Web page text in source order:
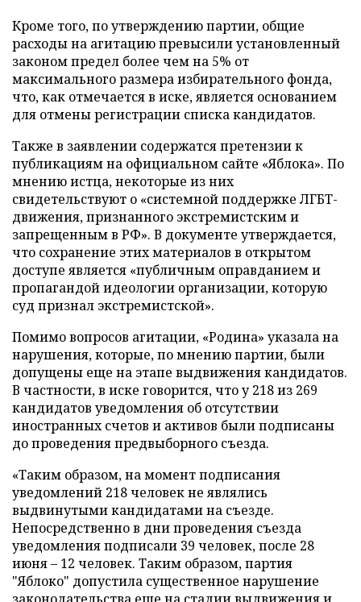
Кроме того, по утверждению партии, общие
расходы на агитацию превысили установленный
законом предел более чем на 5% от
максимального размера избирательного фонда,
что, как отмечается в иске, является основанием
для отмены регистрации списка кандидатов.
Также в заявлении содержатся претензии к
публикациям на официальном сайте «Яблока». По
мнению истца, некоторые из них
свидетельствуют о «системной поддержке ЛГБТ-
движения, признанного экстремистским и
запрещенным в РФ». В документе утверждается,
что сохранение этих материалов в открытом
доступе является «публичным оправданием и
пропагандой идеологии организации, которую
суд признал экстремистской».
Помимо вопросов агитации, «Родина» указала на
нарушения, которые, по мнению партии, были
допущены еще на этапе выдвижения кандидатов.
В частности, в иске говорится, что у 218 из 269
кандидатов уведомления об отсутствии
иностранных счетов и активов были подписаны
до проведения предвыборного съезда.
«Таким образом, на момент подписания
уведомлений 218 человек не являлись
выдвинутыми кандидатами на съезде.
Непосредственно в дни проведения съезда
уведомления подписали 39 человек, после 28
июня – 12 человек. Таким образом, партия
"Яблоко" допустила существенное нарушение